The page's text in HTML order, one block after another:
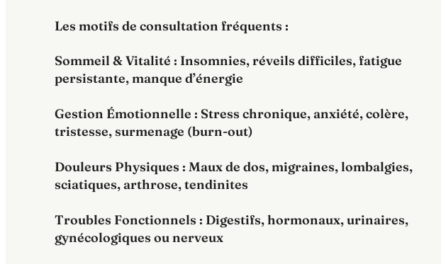
Les motifs de consultation fréquents :
Sommeil & Vitalité : Insomnies, réveils difficiles, fatigue
persistante, manque d’énergie
Gestion Émotionnelle : Stress chronique, anxiété, colère,
tristesse, surmenage (burn-out)
Douleurs Physiques : Maux de dos, migraines, lombalgies,
sciatiques, arthrose, tendinites
Troubles Fonctionnels : Digestifs, hormonaux, urinaires,
gynécologiques ou nerveux